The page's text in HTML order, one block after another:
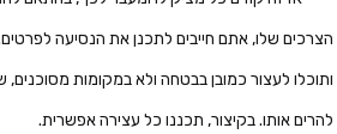
הצרכים שלו, אתם חייבים לתכנן את הנסיעה
ותוכלו לעצור כמובן בבטחה ולא במקומות
להרים אותו. בקיצור, תכננו כל עצירה אפשרית.